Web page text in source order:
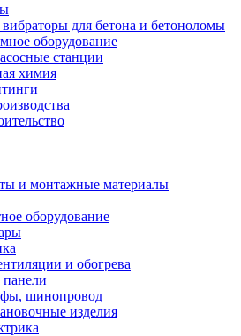
для бетона и бетоноломы
оборудование
станции
химия
и монтажные материалы
оборудование
и обогрева
шинопровод
изделия